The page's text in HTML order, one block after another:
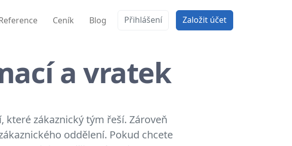
Ceník Blog Přihlášení Založit účet
a vratek
které zákaznický tým řeší. Zároveň
oddělení. Pokud chcete